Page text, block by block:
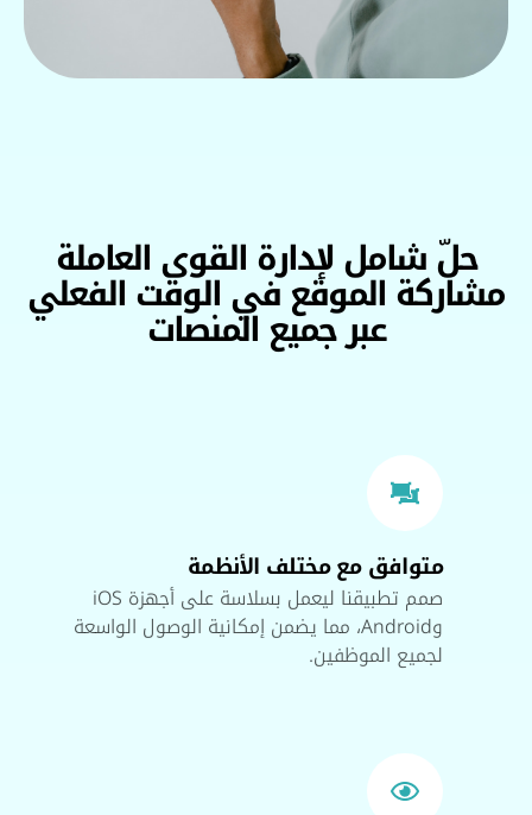
شامل لإدارة القوى العاملة
الموقع في الوقت الفعلي
عبر جميع المنصات
متوافق مع مختلف الأنظمة
صمم تطبيقنا ليعمل بسلاسة على أجهزة iOS
وAndroid، مما يضمن إمكانية الوصول الواسعة
لجميع الموظفين.